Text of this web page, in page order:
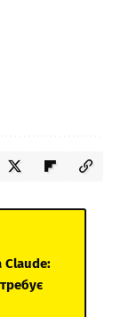
Claude: